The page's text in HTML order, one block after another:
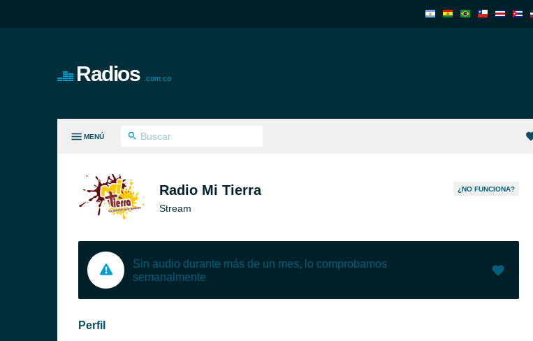
Radios .com.co
MENÚ
Radio Mi Tierra
Stream
¿NO FUNCIONA?
Sin audio durante más de un mes, lo comprobamos
semanalmente
Perfil